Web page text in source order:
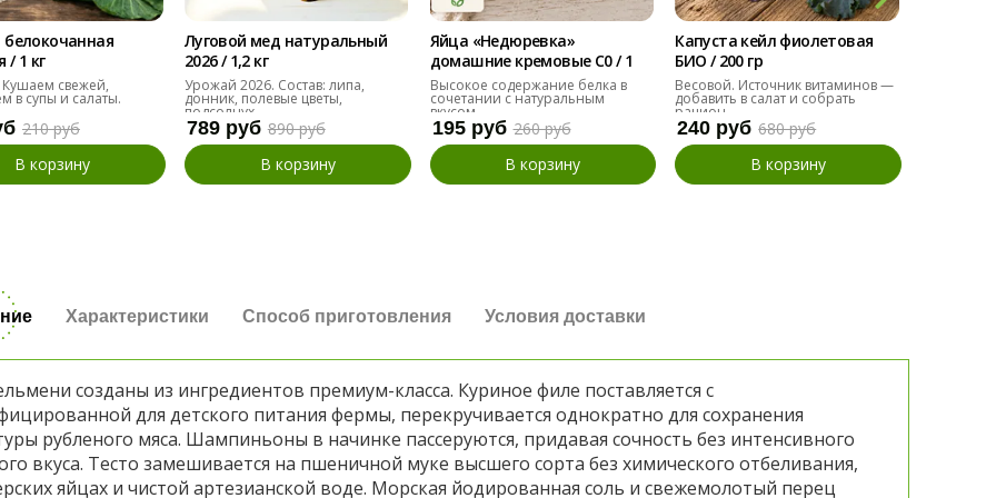
белокочанная
/ 1 кг
свежей,
в супы и салаты.
210 руб
В корзину
Луговой мед натуральный
2026 / 1,2 кг
Урожай 2026. Состав: липа,
донник, полевые цветы,
подсолнух
789 руб 890 руб
В корзину
Яйца «Недюревка»
домашние кремовые С0 / 1
десяток
Высокое содержание белка в
сочетании с натуральным
вкусом.
195 руб 260 руб
В корзину
Капуста кейл фиолетовая
БИО / 200 гр
Весовой. Источник витаминов —
добавить в салат и собрать
рацион.
240 руб 680 руб
В корзину
созданы из ингредиентов премиум-класса. Куриное филе поставляется с
для детского питания фермы, перекручивается однократно для сохранения
рубленого мяса. Шампиньоны в начинке пассеруются, придавая сочность без интенсивного
вкуса. Тесто замешивается на пшеничной муке высшего сорта без химического отбеливания,
яйцах и чистой артезианской воде. Морская йодированная соль и свежемолотый перец
Характеристики Способ приготовления Условия доставки